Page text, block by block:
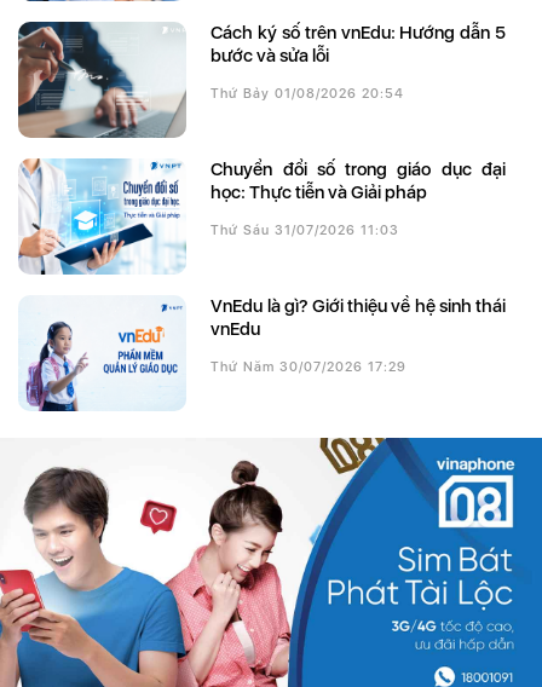
Cách ký số trên vnEdu: Hướng dẫn 5
bước và sửa lỗi
Thứ Bảy 01/08/2026 20:54
Chuyển đổi số trong giáo dục đại
học: Thực tiễn và Giải pháp
Thứ Sáu 31/07/2026 11:03
VnEdu là gì? Giới thiệu về hệ sinh thái
vnEdu
Thứ Năm 30/07/2026 17:29